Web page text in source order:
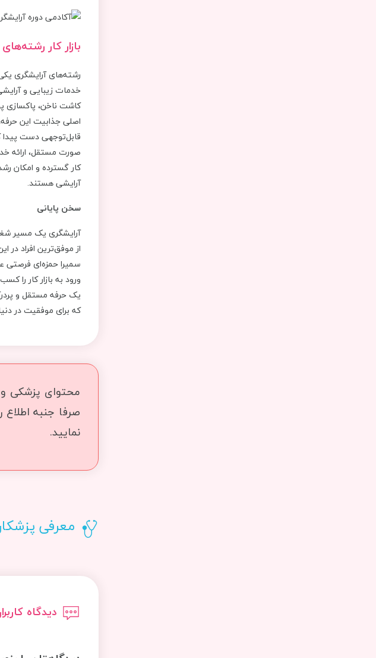
بازار کار
رشته‌های آرایشگری
خدمات زیبایی و
کاشت ناخن، پاکسازی
اصلی جذابیت این
قابل‌توجهی دست پیدا
‌صورت مستقل، ارائه
کار گسترده و امکان
آرایشی هستند.
سخن پایانی
آرایشگری یک مسیر
از موفق‌ترین افراد
سمیرا حمزه‌ای فرصتی
ورود به بازار کار را
یک حرفه مستقل و
که برای موفقیت در
محتوای پزشکی و
صرفا جنبه
نمایید.
معرفی
دیدگاه